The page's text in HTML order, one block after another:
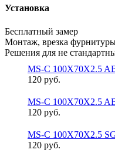
Установка
Бесплатный замер
Монтаж, врезка
Решения для не
MS-C 100X70X2.5
120 руб.
MS-C 100X70X2.5
120 руб.
MS-C 100X70X2.5
120 руб.